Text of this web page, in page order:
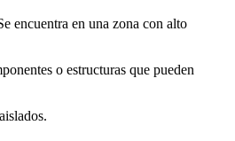
encuentra en una zona con alto
o estructuras que pueden